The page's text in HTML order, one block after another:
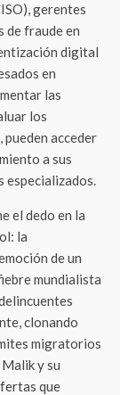
gerentes
de fraude en
digital
en
las
los
acceder
a sus
especializados.
el dedo en la
la
de un
mundialista
clonando
migratorios
y su
que